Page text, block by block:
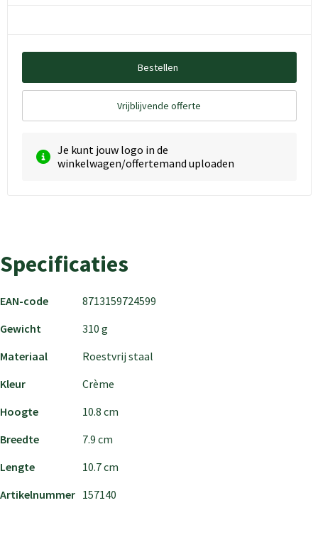
Bestellen
Vrijblijvende offerte
Je kunt jouw logo in de
winkelwagen/offertemand uploaden
Specificaties
EAN-code
8713159724599
Gewicht
310 g
Materiaal
Roestvrij staal
Kleur
Crème
Hoogte
10.8 cm
Breedte
7.9 cm
Lengte
10.7 cm
Artikelnummer 157140